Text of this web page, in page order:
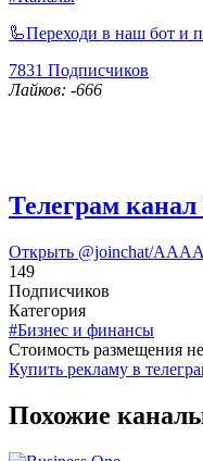
🦾Переходи в наш бот и
7831 Подписчиков
Лайков: -666
Телеграм
Открыть @joinchat/
149
Подписчиков
Категория
#Бизнес и финансы
Cтоимость размещения
Купить рекламу в
Похожие